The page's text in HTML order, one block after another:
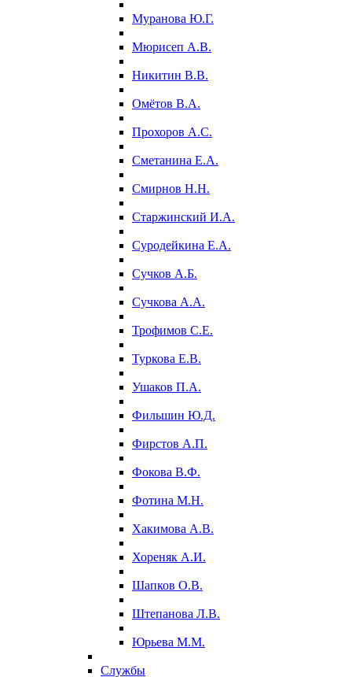
Муранова Ю.Г.
Мюрисеп А.В.
Никитин В.В.
Омётов В.А.
Прохоров А.С.
Сметанина Е.А.
Смирнов Н.Н.
Старжинский И.А.
Суродейкина Е.А.
Сучков А.Б.
Сучкова А.А.
Трофимов С.Е.
Туркова Е.В.
Ушаков П.А.
Фильшин Ю.Д.
Фирстов А.П.
Фокова В.Ф.
Фотина М.Н.
Хакимова А.В.
Хореняк А.И.
Шапков О.В.
Штепанова Л.В.
Юрьева М.М.
Службы